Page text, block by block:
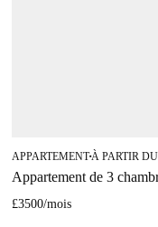
APPARTEMENT■À PARTIR
Appartement de 3
£3500/mois